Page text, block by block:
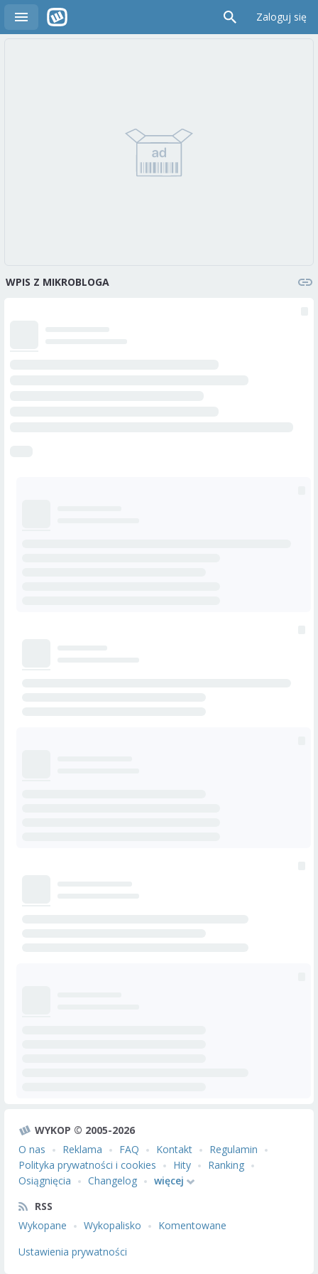
Zaloguj się
WPIS Z MIKROBLOGA
WYKOP © 2005-2026
O nas
Reklama FAQ Kontakt
Regulamin
Polityka prywatności i cookies
Hity
Ranking
Osiągnięcia
Changelog
więcej
RSS
Wykopane
Wykopalisko
Komentowane
Ustawienia prywatności